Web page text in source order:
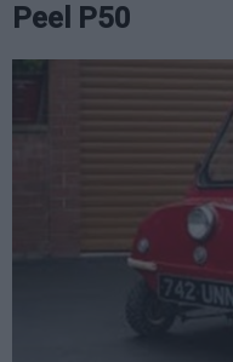
Peel P50